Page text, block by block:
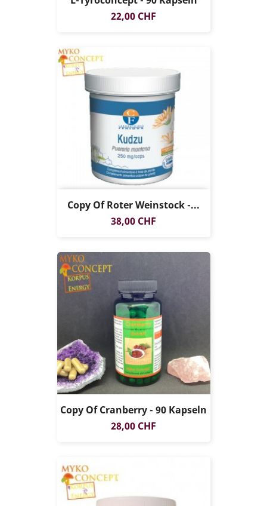
Preis
22,00 CHF
Copy Of Roter Weinstock -...
Preis
38,00 CHF
Copy Of Cranberry - 90 Kapseln
Preis
28,00 CHF